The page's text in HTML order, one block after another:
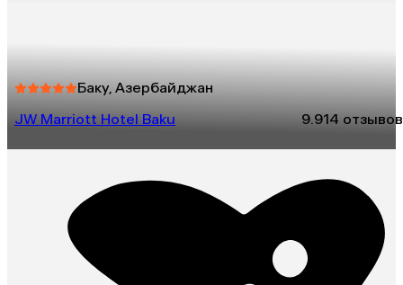
Баку, Азербайджан
JW Marriott Hotel Baku
9.914 отзывов